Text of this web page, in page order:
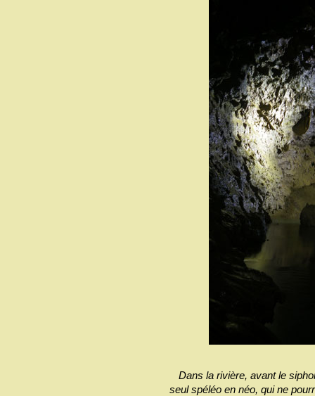
Dans la rivière, avant le
seul spéléo en néo, qui ne